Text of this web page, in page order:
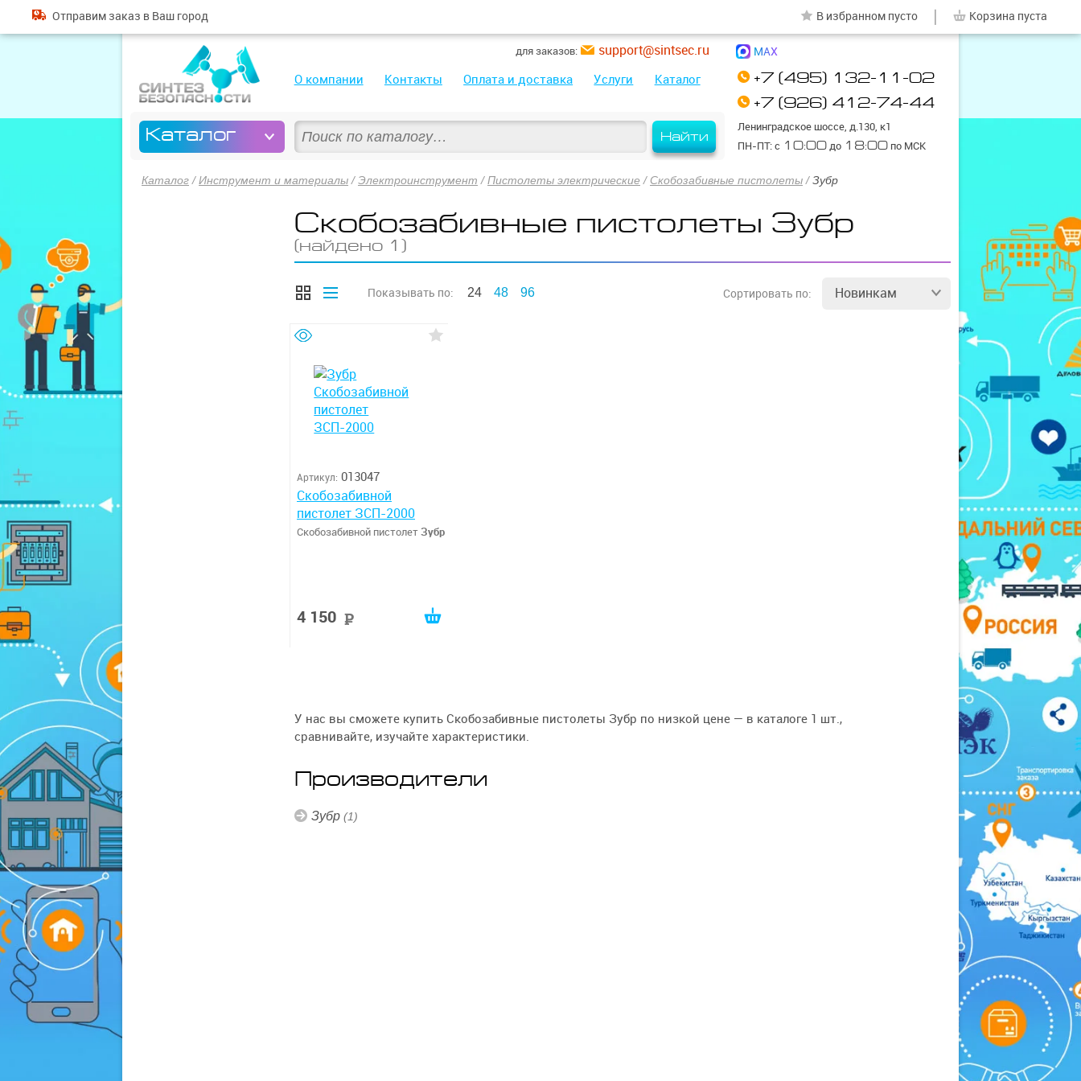
Найти
О компании Контакты Оплата и доставка Услуги Каталог
Каталог
+7 (495) 132-11-02
+7 (926) 412-74-44
Ленинградское шоссе, д.130, к1
ПН-ПТ: с 10:00 до 18:00 по МСК
для заказов: support@sintsec.ru MAX
Отправим заказ в Ваш город В избранном пусто Корзина пуста
Каталог /Инструмент и материалы /Электроинструмент /Пистолеты электрические / Скобозабивные пистолеты /Зубр
Скобозабивные пистолеты Зубр
(найдено 1)
Показывать по: 24 48 96 Сортировать по: Новинкам
Артикул: 013047
Скобозабивной
пистолет ЗСП-2000
Скобозабивной пистолетЗубр
4 150
У нас вы сможете купить Скобозабивные пистолеты Зубр по низкой цене — в каталоге 1 шт.,
сравнивайте, изучайте характеристики.
Производители
Зубр (1)